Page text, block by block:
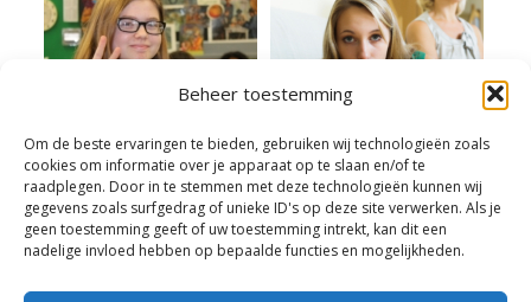
Beheer toestemming
Om de beste ervaringen te bieden, gebruiken wij technologieën zoals
cookies om informatie over je apparaat op te slaan en/of te
raadplegen. Door in te stemmen met deze technologieën kunnen wij
gegevens zoals surfgedrag of unieke ID's op deze site verwerken. Als je
geen toestemming geeft of uw toestemming intrekt, kan dit een
nadelige invloed hebben op bepaalde functies en mogelijkheden.